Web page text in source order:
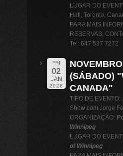
LUGAR DO
Hall, Toronto,
PARA MAIS
RESERVAS,
Tel: 647 537 7272
FRI
02
JAN
2026
(SÁBADO)
CANADA"
TIPO DE
Show com Jorge
ORGANIZAÇÃO:
Winnipeg
LUGAR DO
of Winnipeg